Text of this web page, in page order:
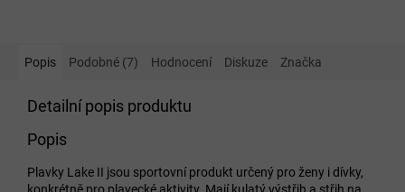
Popis Podobné (7) Hodnocení Diskuze Značka
Detailní popis produktu
Popis
Plavky Lake II jsou sportovní produkt určený pro ženy i dívky,